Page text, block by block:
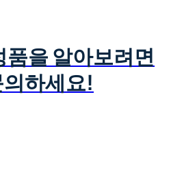
품을 알아보려면
하세요!